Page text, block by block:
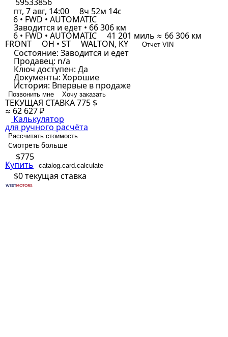
пт, 7 авг, 14:00
8ч 52м 14с
6 • FWD • AUTOMATIC
Заводится и едет • 66 306 км
6 • FWD • AUTOMATIC 41 201 миль ≈ 66 306 км
FRONT OH • ST WALTON, KY Отчет VIN
Состояние: Заводится и едет
Продавец: n/a
Ключ доступен: Да
Документы: Хорошие
История: Впервые в продаже
Позвонить мне Хочу заказать
ТЕКУЩАЯ СТАВКА775 $
≈ 62 627 ₽
Калькулятор
для ручного расчёта
Рассчитать стоимость
Смотреть больше
$775
Купить catalog.card.calculate
$0текущая ставка